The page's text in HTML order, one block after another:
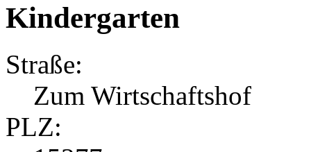
Kindergarten
Straße:
Zum Wirtschaftshof
PLZ: